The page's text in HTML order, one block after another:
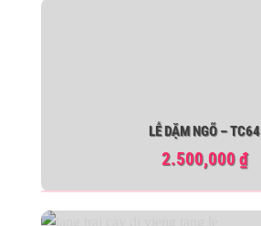
LỄ DẶM NGÕ – TC64
2.500,000₫